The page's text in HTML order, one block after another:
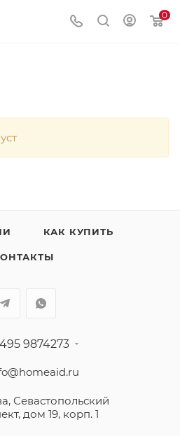
0
КАК КУПИТЬ
9874273
Севастопольский
дом 19, корп. 1